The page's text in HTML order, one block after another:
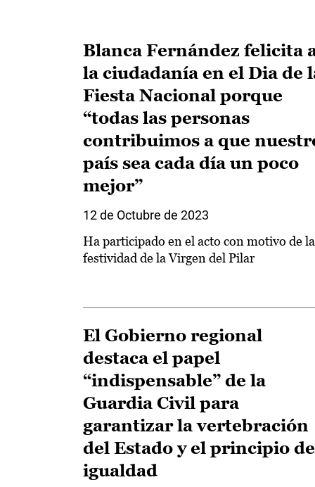
Blanca Fernández felicita
la ciudadanía en el Dia de
Fiesta Nacional porque
“todas las personas
contribuimos a que
país sea cada día un poco
mejor”
12 de Octubre de 2023
Ha participado en el acto con motivo de la
festividad de la Virgen del Pilar
El Gobierno regional
destaca el papel
“indispensable” de la
Guardia Civil para
garantizar la vertebración
del Estado y el principio de
igualdad